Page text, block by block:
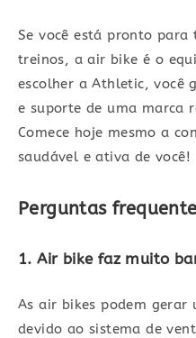
Se você está pronto
treinos, a air bike é o
escolher a Athletic, você
e suporte de uma marca
Comece hoje mesmo a
saudável e ativa de você!
Perguntas
1. Air bike faz muito
As air bikes podem gerar
devido ao sistema de